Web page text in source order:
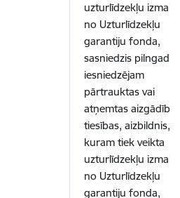
uzturlīdzekļu
no Uzturlīdzekļu
garantiju fonda,
sasniedzis
iesniedzējam
pārtrauktas vai
atņemtas aizgādības
tiesības, aizbildnis,
kuram tiek veikta
uzturlīdzekļu
no Uzturlīdzekļu
garantiju fonda,